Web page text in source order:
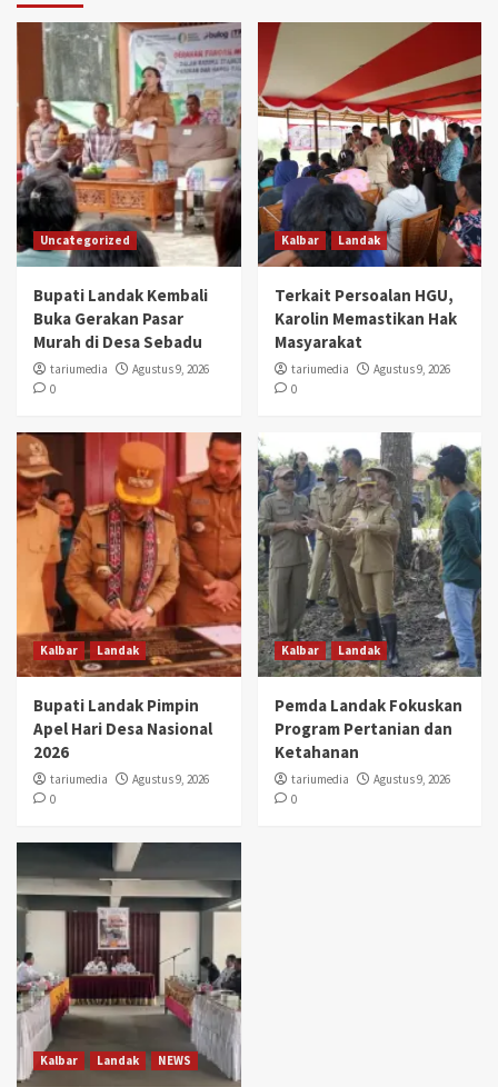
Uncategorized
Bupati Landak Kembali
Buka Gerakan Pasar
Murah di Desa Sebadu
tariumedia
Agustus 9, 2026
0
Kalbar Landak
Terkait Persoalan HGU,
Karolin Memastikan Hak
Masyarakat
tariumedia
Agustus 9, 2026
0
Kalbar Landak
Bupati Landak Pimpin
Apel Hari Desa Nasional
2026
tariumedia
Agustus 9, 2026
0
Kalbar Landak
Pemda Landak Fokuskan
Program Pertanian dan
Ketahanan
tariumedia
Agustus 9, 2026
0
Kalbar Landak NEWS